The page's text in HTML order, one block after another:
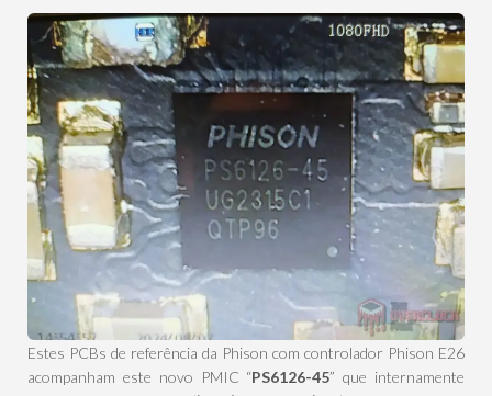
Estes PCBs de referência da Phison com controlador Phison E26
acompanham este novo PMIC “PS6126-45” que internamente